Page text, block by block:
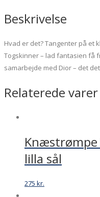
Beskrivelse
Hvad er det? Tangenter på et
Togskinner – lad fantasien få
samarbejde med Dior – det
Relaterede varer
Knæstrømpe
lilla sål
275 kr.